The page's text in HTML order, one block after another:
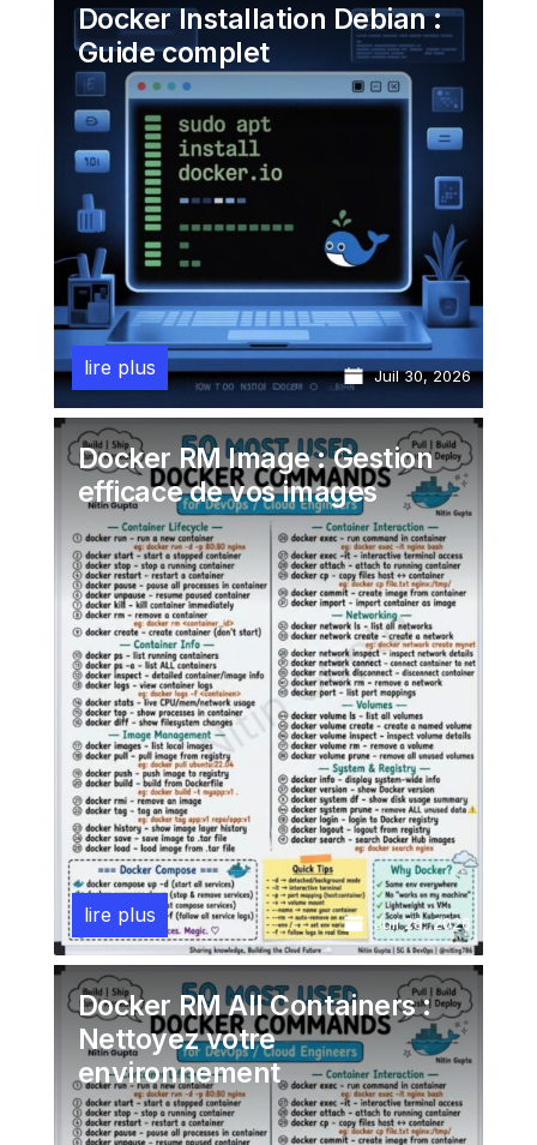
Docker Installation Debian :
Guide complet
Juil 30, 2026
lire plus
Docker RM Image : Gestion
efficace de vos images
Juil 28, 2026
lire plus
Docker RM All Containers :
Nettoyez votre
environnement